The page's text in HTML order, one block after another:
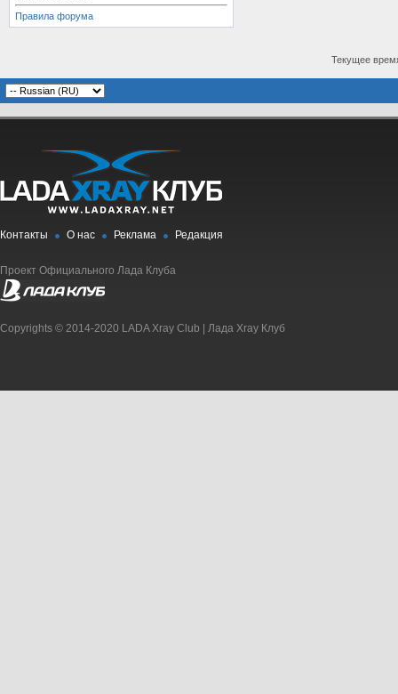
Правила форума
Текущее
Контакты О нас Реклама Редакция
Проект Официального Лада Клуба
Copyrights © 2014-2020 LADA Xray Club | Лада Xray Клуб